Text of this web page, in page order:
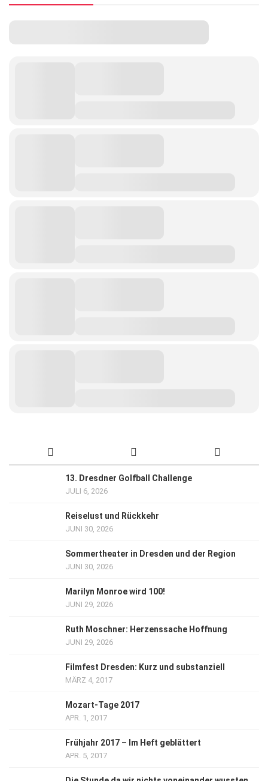
13. Dresdner Golfball Challenge
JULI 6, 2026
Reiselust und Rückkehr
JUNI 30, 2026
Sommertheater in Dresden und der Region
JUNI 30, 2026
Marilyn Monroe wird 100!
JUNI 29, 2026
Ruth Moschner: Herzenssache Hoffnung
JUNI 29, 2026
Filmfest Dresden: Kurz und substanziell
MÄRZ 4, 2017
Mozart-Tage 2017
APR. 1, 2017
Frühjahr 2017 – Im Heft geblättert
APR. 5, 2017